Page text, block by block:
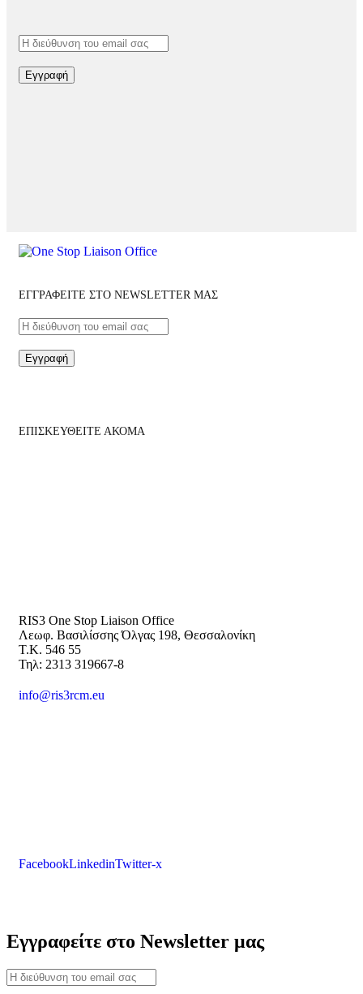
Εγγραφή
ΕΓΓΡΑΦΕΙΤΕ ΣΤΟ NEWSLETTER ΜΑΣ
Εγγραφή
ΕΠΙΣΚΕΥΘΕΙΤΕ ΑΚΟΜΑ
RIS3 One Stop Liaison Office
Λεωφ. Βασιλίσσης Όλγας 198, Θεσσαλονίκη
Τ.Κ. 546 55
Τηλ: 2313 319667-8
info@ris3rcm.eu
FacebookLinkedinTwitter-x
Εγγραφείτε στο Newsletter μας